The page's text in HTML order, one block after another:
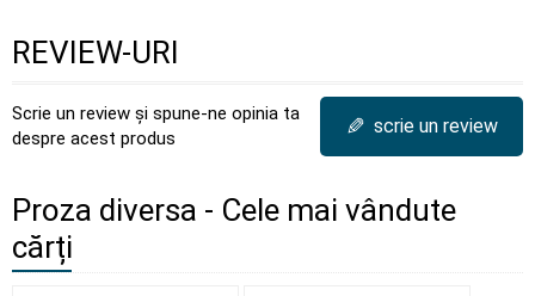
REVIEW-URI
Scrie un review și spune-ne opinia ta
despre acest produs
✎ scrie un review
Proza diversa - Cele mai vândute
cărți